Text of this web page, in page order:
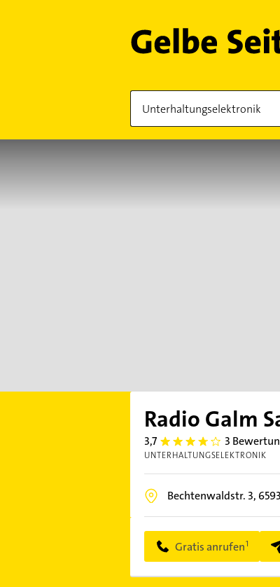
Radio Galm
3,7 3.7 3
UNTERHALTUNGSELEKTRONIK
Bechtenwaldstr. 3,
Gratis anrufen